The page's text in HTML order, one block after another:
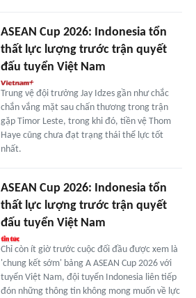
ASEAN Cup 2026: Indonesia tổn
thất lực lượng trước trận quyết
đấu tuyển Việt Nam
Trung vệ đội trưởng Jay Idzes gần như chắc
chắn vắng mặt sau chấn thương trong trận
gặp Timor Leste, trong khi đó, tiền vệ Thom
Haye cũng chưa đạt trạng thái thể lực tốt
nhất.
ASEAN Cup 2026: Indonesia tổn
thất lực lượng trước trận quyết
đấu tuyển Việt Nam
Chỉ còn ít giờ trước cuộc đối đầu được xem là
'chung kết sớm' bảng A ASEAN Cup 2026 với
tuyển Việt Nam, đội tuyển Indonesia liên tiếp
đón những thông tin không mong muốn về lực